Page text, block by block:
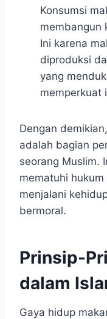
Konsumsi
membangun
Ini karena
diproduksi
yang
memperkuat
Dengan
adalah bagian
seorang Muslim.
mematuhi
menjalani
bermoral.
Prinsip-
dalam
Gaya hidup